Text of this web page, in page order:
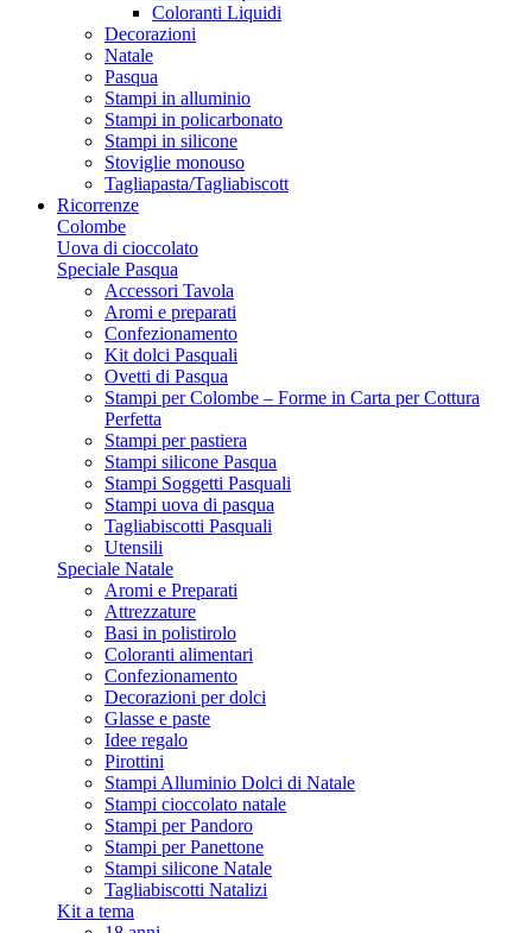
Coloranti Liquidi
Decorazioni
Natale
Pasqua
Stampi in alluminio
Stampi in policarbonato
Stampi in silicone
Stoviglie monouso
Tagliapasta/Tagliabiscott
Ricorrenze
Colombe
Uova di cioccolato
Speciale Pasqua
Accessori Tavola
Aromi e preparati
Confezionamento
Kit dolci Pasquali
Ovetti di Pasqua
Stampi per Colombe – Forme in Carta per Cottura
Perfetta
Stampi per pastiera
Stampi silicone Pasqua
Stampi Soggetti Pasquali
Stampi uova di pasqua
Tagliabiscotti Pasquali
Utensili
Speciale Natale
Aromi e Preparati
Attrezzature
Basi in polistirolo
Coloranti alimentari
Confezionamento
Decorazioni per dolci
Glasse e paste
Idee regalo
Pirottini
Stampi Alluminio Dolci di Natale
Stampi cioccolato natale
Stampi per Pandoro
Stampi per Panettone
Stampi silicone Natale
Tagliabiscotti Natalizi
Kit a tema